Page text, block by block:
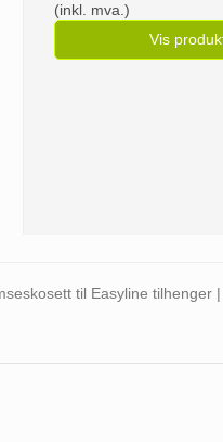
(inkl. mva.)
Vis
til Easyline tilhenger